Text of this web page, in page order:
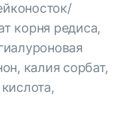
корня редиса,
калия сорбат,